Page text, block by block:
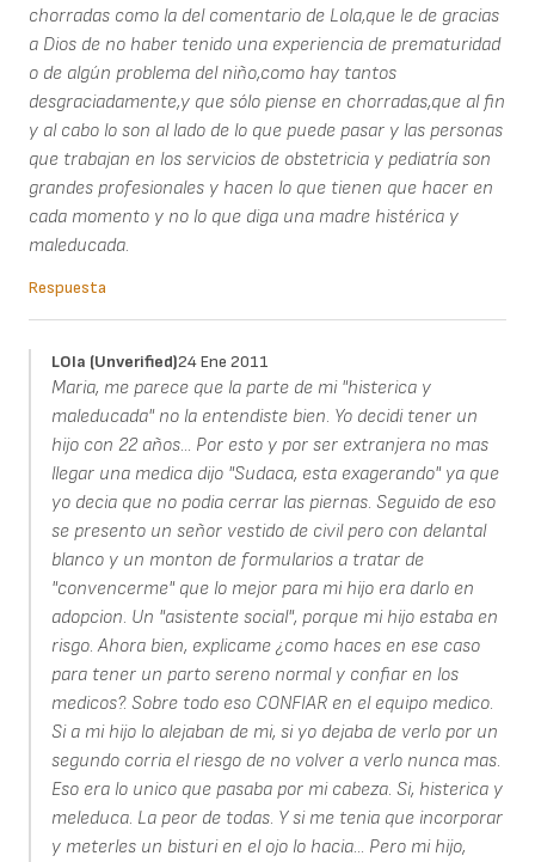
chorradas como la del comentario de Lola,que le de gracias
a Dios de no haber tenido una experiencia de prematuridad
o de algún problema del niño,como hay tantos
desgraciadamente,y que sólo piense en chorradas,que al fin
y al cabo lo son al lado de lo que puede pasar y las personas
que trabajan en los servicios de obstetricia y pediatría son
grandes profesionales y hacen lo que tienen que hacer en
cada momento y no lo que diga una madre histérica y
maleducada.
Respuesta
LOla (unverified)24 Ene 2011
Maria, me parece que la parte de mi "histerica y
maleducada" no la entendiste bien. Yo decidi tener un
hijo con 22 años... Por esto y por ser extranjera no mas
llegar una medica dijo "Sudaca, esta exagerando" ya que
yo decia que no podia cerrar las piernas. Seguido de eso
se presento un señor vestido de civil pero con delantal
blanco y un monton de formularios a tratar de
"convencerme" que lo mejor para mi hijo era darlo en
adopcion. Un "asistente social", porque mi hijo estaba en
risgo. Ahora bien, explicame ¿como haces en ese caso
para tener un parto sereno normal y confiar en los
medicos?. Sobre todo eso CONFIAR en el equipo medico.
Si a mi hijo lo alejaban de mi, si yo dejaba de verlo por un
segundo corria el riesgo de no volver a verlo nunca mas.
Eso era lo unico que pasaba por mi cabeza. Si, histerica y
meleduca. La peor de todas. Y si me tenia que incorporar
y meterles un bisturi en el ojo lo hacia... Pero mi hijo,